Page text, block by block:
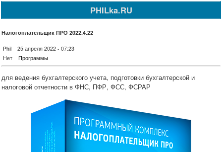
PHILka.RU
Налогоплательщик ПРО 2022.4.22
Phil
25 апреля 2022 - 07:23
Нет
Программы
для ведения бухгалтерского учета, подготовки бухгалтерской и
налоговой отчетности в ФНС, ПФР, ФСС, ФСРАР